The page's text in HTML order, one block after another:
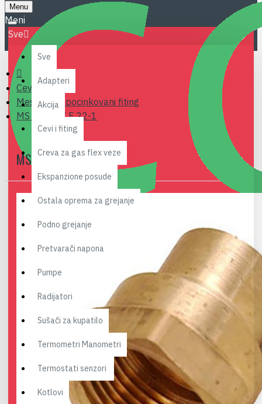
Menu
Sve
Sve
Adapteri
Akcija
Cevi i fiting
Creva za gas flex veze
Ekspanzione posude
Ostala oprema za grejanje
Podno grejanje
Pretvarači napona
Pumpe
Radijatori
Sušači za kupatilo
Termometri Manometri
Termostati senzori
Kotlovi
Cevi i fiting
Mesingani i pocinkovani fiting
MS PRELAZ F 22-1
MS PRELAZ F 22-1